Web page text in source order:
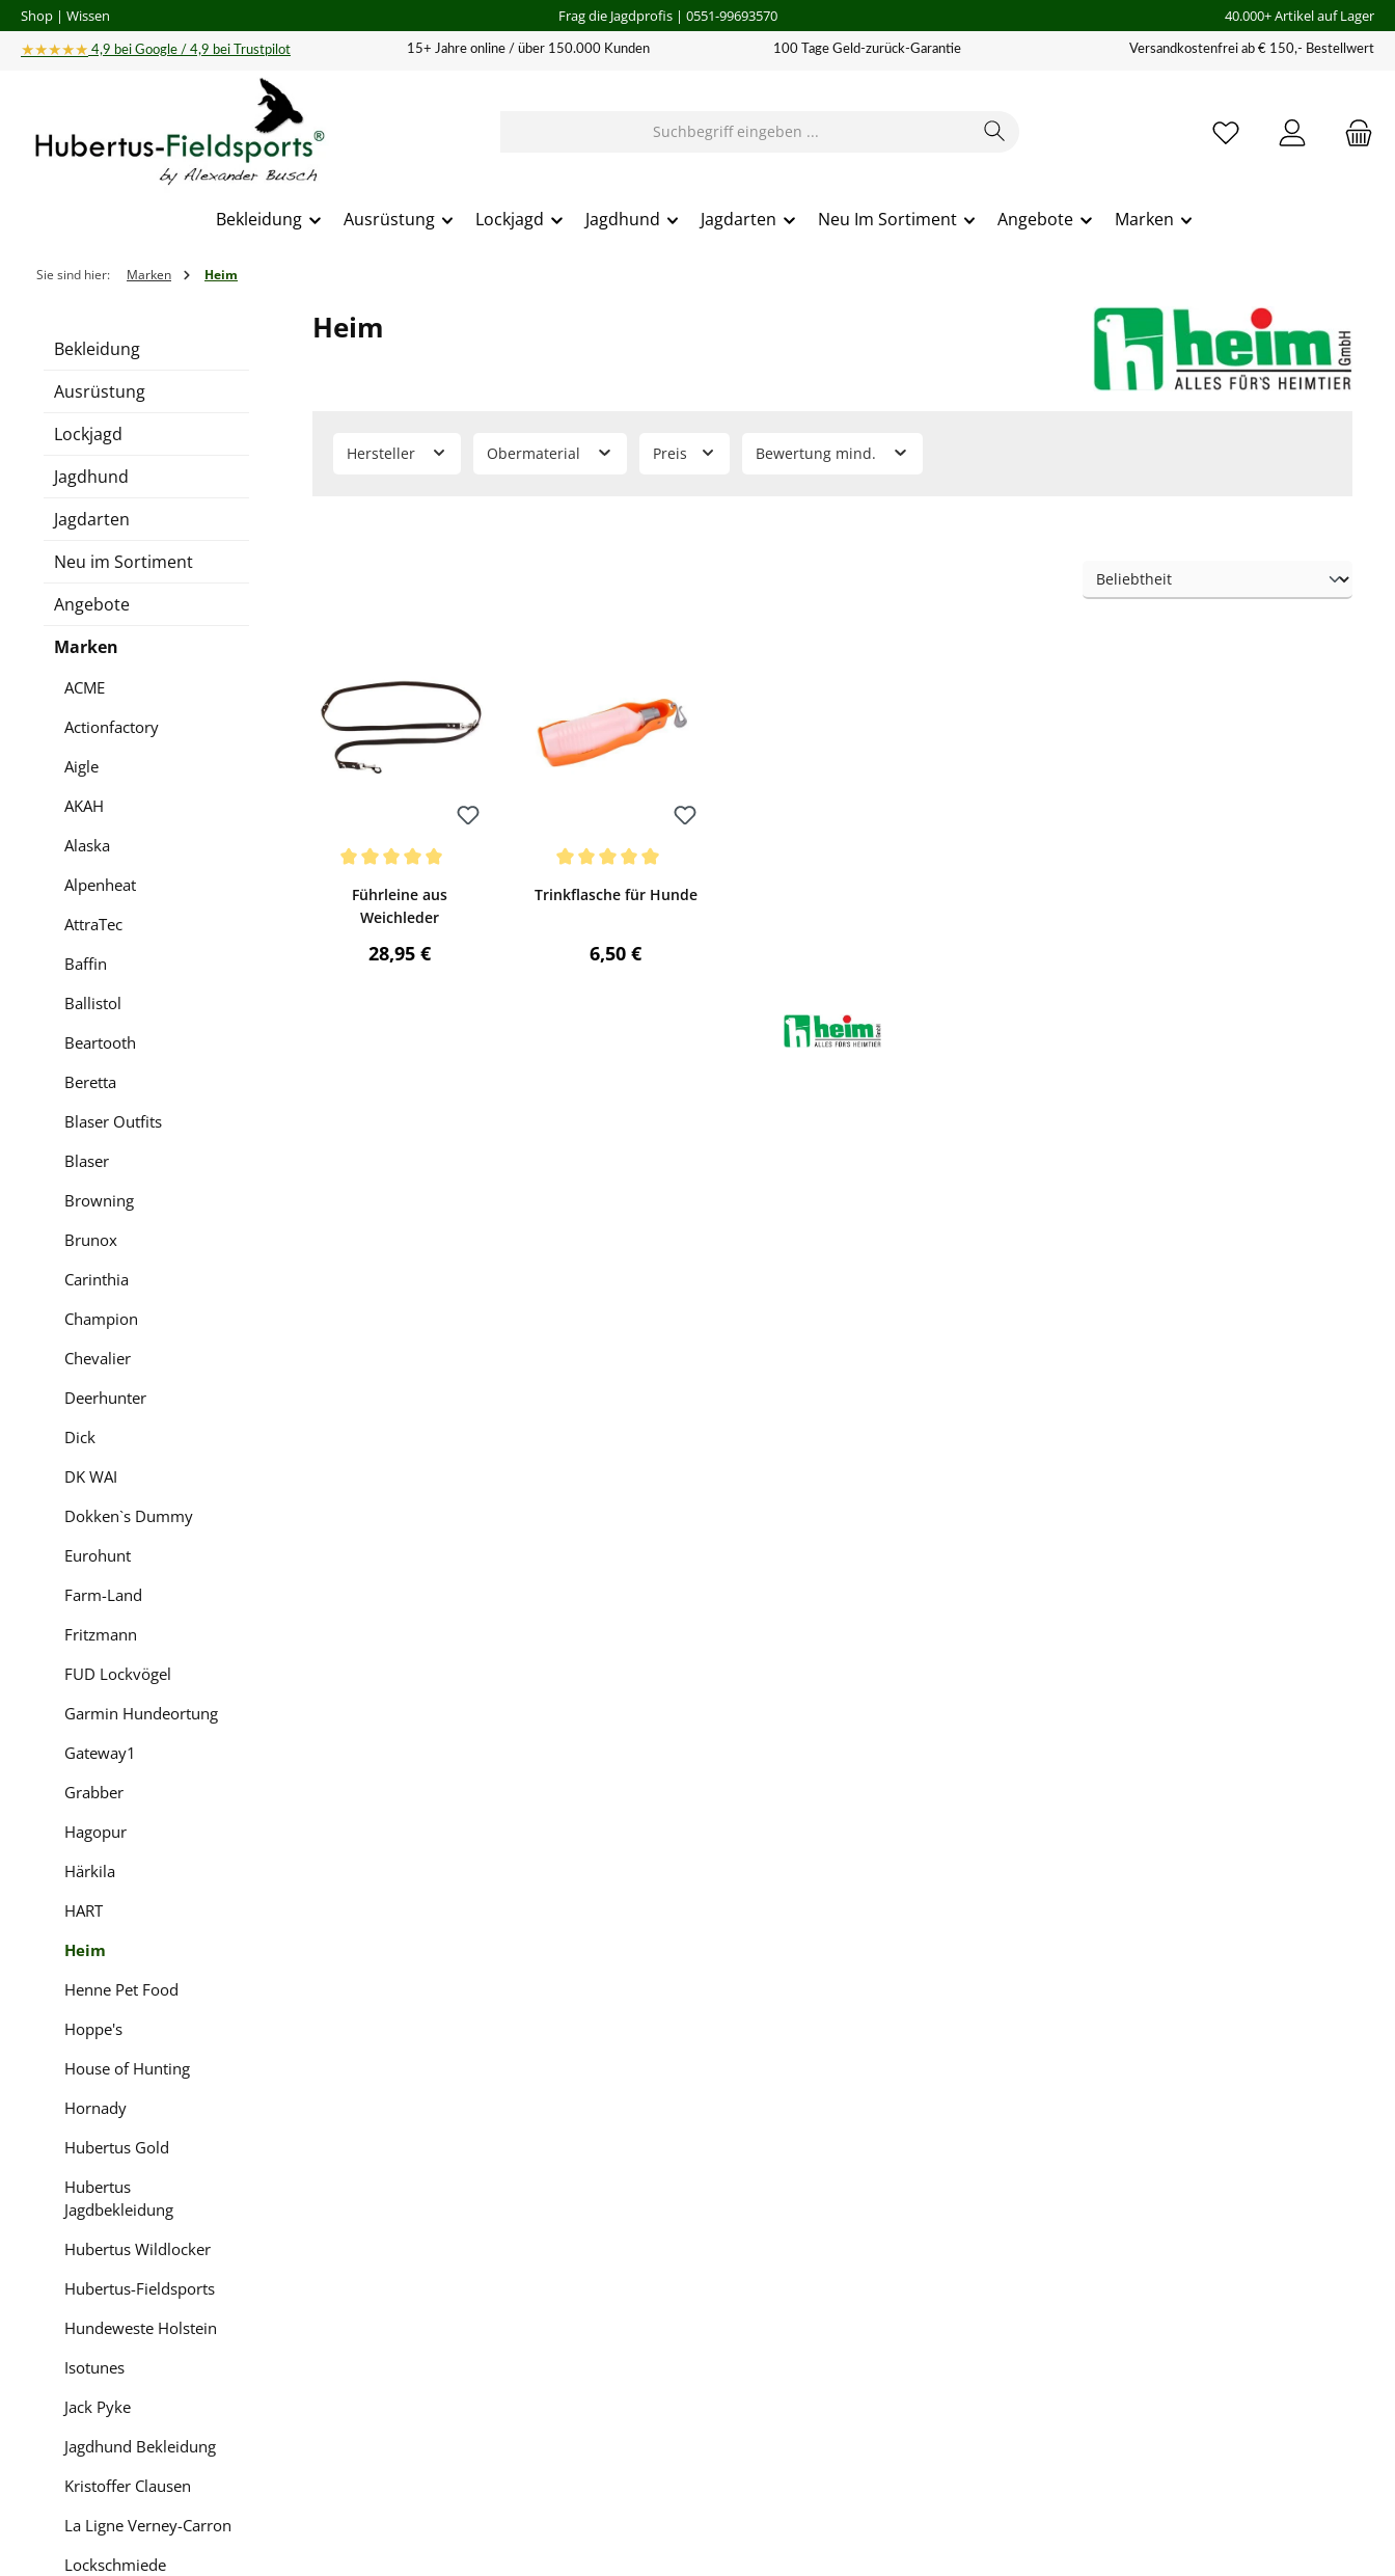
Hauptinhalt springen
Zur Suche springen
Zur Hauptnavigation springen
Shop | Wissen Frag die Jagdprofis| 0551-99693570 40.000+ Artikel auf Lager
★★★★★ 4,9 bei Google / 4,9 bei Trustpilot 15+ Jahre online / über 150.000 Kunden 100 Tage Geld-zurück-Garantie Versandkostenfrei ab € 150,- Bestellwert
Bekleidung Ausrüstung Lockjagd Jagdhund Jagdarten Neu Im Sortiment Angebote Marken
Sie sind hier: Marken Heim
Bekleidung
Ausrüstung
Lockjagd
Jagdhund
Jagdarten
Neu im Sortiment
Angebote
Marken
ACME
Actionfactory
Aigle
AKAH
Alaska
Alpenheat
AttraTec
Baffin
Ballistol
Beartooth
Beretta
Blaser Outfits
Blaser
Browning
Brunox
Carinthia
Champion
Chevalier
Deerhunter
Dick
DK WAI
Dokken`s Dummy
Eurohunt
Farm-Land
Fritzmann
FUD Lockvögel
Garmin Hundeortung
Gateway1
Grabber
Hagopur
Härkila
HART
Heim
Henne Pet Food
Hoppe's
House of Hunting
Hornady
Hubertus Gold
Hubertus
Jagdbekleidung
Hubertus Wildlocker
Hubertus-Fieldsports
Hundeweste Holstein
Isotunes
Jack Pyke
Jagdhund Bekleidung
Kristoffer Clausen
La Ligne Verney-Carron
Lockschmiede
Heim
Hersteller Obermaterial Preis Bewertung mind.
Bewerten
Führleine aus
Weichleder
Regulärer Preis:
28,95 €
Bewerten
Trinkflasche für Hunde
Regulärer Preis:
6,50 €